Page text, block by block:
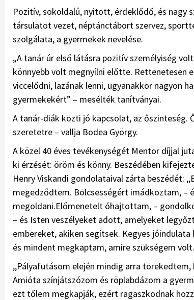
Pozitív, sokoldalú, nyitott, érdeklődő, és nagy
társulatot vezet, néptánctábort szervez,
szolgálata, a gyermekek nevelése.
„A tanár úr első látásra pozitív személyiség
könnyebb volt megnyílni előtte. Rettenetesen
viccelődni, lazának lenni, ugyanakkor nagyon
gyermekekért” – mesélték tanítványai.
A tanár-diák közti jó kapcsolat, az őszinteség.
szeretetre – vallja Bodea György.
A közel 40 éves tevékenységét Mentor díjjal
ki érzését: öröm és könny. Beszédében
Henry Viskandi gondolataival zárta beszédét:
megedződtem. Bölcsességért imádkoztam,
megoldani.Előmenetelt óhajtottam, –
– és Isten veszélyeket adott, amelyeket
embereket, akiken segítsek. Kegyes
és mindent megkaptam, amire szükségem
,,Pályafutásom elején mindig arra törekedtem,
Amióta színjátszózom és röplabdázom a
ezt tőlem megkapják, ezért ragaszkodnak